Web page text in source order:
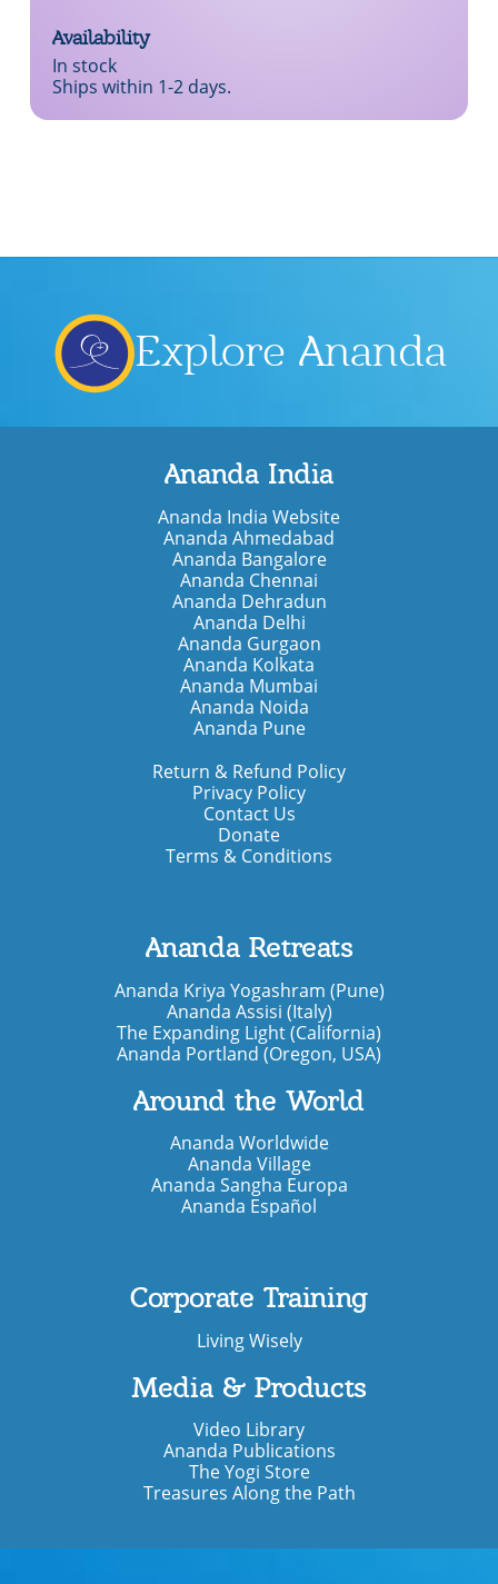
Science
of
Raja
Yoga
(Hindi)
Availability
In stock
Ships within 1-2 days.
Explore Ananda
Ananda India
Ananda India Website
Ananda Ahmedabad
Ananda Bangalore
Ananda Chennai
Ananda Dehradun
Ananda Delhi
Ananda Gurgaon
Ananda Kolkata
Ananda Mumbai
Ananda Noida
Ananda Pune
Return & Refund Policy
Privacy Policy
Contact Us
Donate
Terms & Conditions
Ananda Retreats
Ananda Kriya Yogashram (Pune)
Ananda Assisi (Italy)
The Expanding Light (California)
Ananda Portland (Oregon, USA)
Around the World
Ananda Worldwide
Ananda Village
Ananda Sangha Europa
Ananda Español
Corporate Training
Living Wisely
Media & Products
Video Library
Ananda Publications
The Yogi Store
Treasures Along the Path